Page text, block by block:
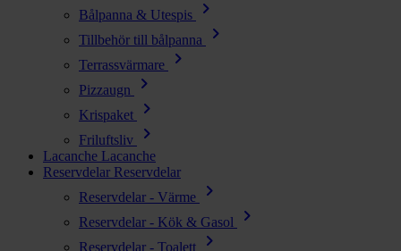
Bålpanna & Utespis chevron_right
Tillbehör till bålpanna chevron_right
Terrassvärmare chevron_right
Pizzaugn chevron_right
Krispaket chevron_right
Friluftsliv chevron_right
Lacanche Lacanche
Reservdelar Reservdelar
Reservdelar - Värme
chevron_right
Reservdelar - Kök & Gasol chevron_right
Reservdelar - Toalett chevron_right